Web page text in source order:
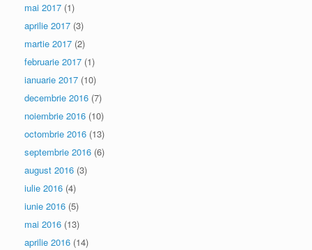
mai 2017 (1)
aprilie 2017 (3)
martie 2017 (2)
februarie 2017 (1)
ianuarie 2017 (10)
decembrie 2016 (7)
noiembrie 2016 (10)
octombrie 2016 (13)
septembrie 2016 (6)
august 2016 (3)
iulie 2016 (4)
iunie 2016 (5)
mai 2016 (13)
aprilie 2016 (14)